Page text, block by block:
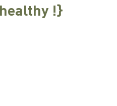
!}